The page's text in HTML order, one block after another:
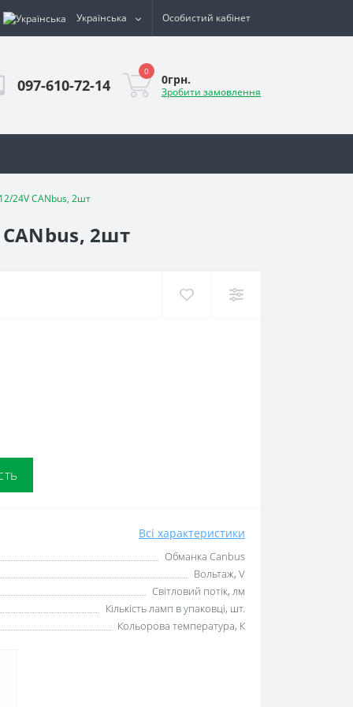
Українська Особистий кабінет
097-610-72-14
0
0грн.
Зробити замовлення
24V CANbus, 2шт
2шт
Всі характеристики
Обманка Сanbus
Вольтаж, V
Світловий потік, лм
Кількість ламп в упаковці, шт.
Кольорова температура, К